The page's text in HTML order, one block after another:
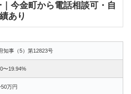
今金町から電話相談可・自
あり
知事（5）第12823号
〜19.94%
万円